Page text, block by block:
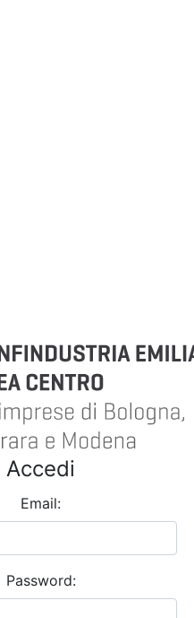
Accedi
Email:
Password: